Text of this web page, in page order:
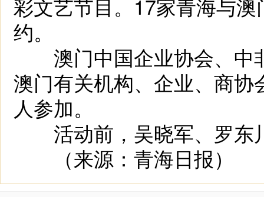
彩文艺节目。17家青海与
约。
澳门中国企业协会、中
澳门有关机构、企业、商
人参加。
活动前，吴晓军、罗东
（来源：青海日报）